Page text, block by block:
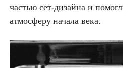
частью сет-дизайна и
атмосферу начала века.